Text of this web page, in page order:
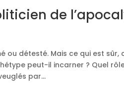
de
ou détesté. Mais ce qui est
peut-il incarner ? Quel
par...